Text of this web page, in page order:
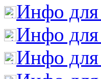
Инфо
Инфо
Инфо